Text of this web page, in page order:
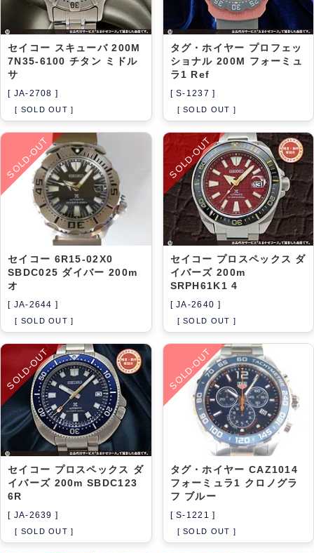
セイコー スキューバ 200M
7N35-6100 チタン ミドル
サ
[ JA-2708 ]
[ SOLD OUT ]
タグ・ホイヤー プロフェッ
ショナル 200M フォーミュ
ラ1 Ref
[ S-1237 ]
[ SOLD OUT ]
SOLD-OUT
セイコー 6R15-02X0
SBDC025 ダイバー 200m
オ
[ JA-2644 ]
[ SOLD OUT ]
SOLD-OUT
セイコー プロスペックス ダ
イバーズ 200m
SRPH61K1 4
[ JA-2640 ]
[ SOLD OUT ]
SOLD-OUT
セイコー プロスペックス ダ
イバーズ 200m SBDC123
6R
[ JA-2639 ]
[ SOLD OUT ]
SOLD-OUT
タグ・ホイヤー CAZ1014
フォーミュラ1 クロノグラ
フ ブルー
[ S-1221 ]
[ SOLD OUT ]